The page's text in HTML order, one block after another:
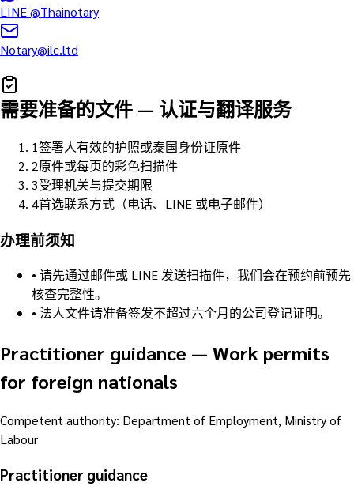
LINE@Thainotary
Notary@ilc.ltd
需要准备的文件 — 认证与翻译服务
1签署人有效的护照或泰国身份证原件
2原件或每页的彩色扫描件
3受理机关与提交期限
4首选联系方式（电话、LINE 或电子邮件）
办理前须知
• 请先通过邮件或 LINE 发送扫描件，我们会在预约前预先
核查完整性。
• 法人文件请准备签发不超过六个月的公司登记证明。
Practitioner guidance — Work permits
for foreign nationals
Competent authority: Department of Employment, Ministry of
Labour
Practitioner guidance